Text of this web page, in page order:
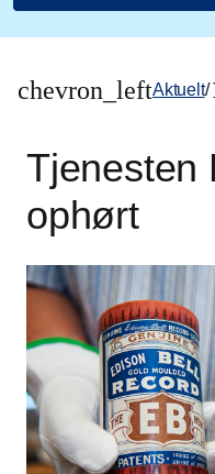
chevron_leftAktuelt/
Tjenesten
ophørt